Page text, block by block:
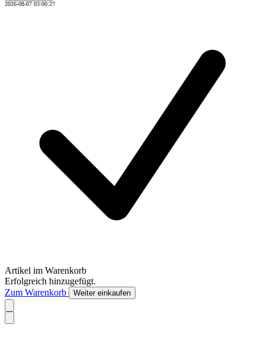
2026-08-07 03:00:27
Artikel im Warenkorb
Erfolgreich hinzugefügt.
Zum Warenkorb
Weiter einkaufen